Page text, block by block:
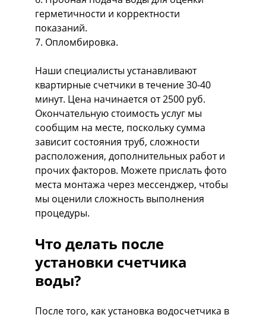
герметичности и корректности
показаний.
7. Опломбировка.
Наши специалисты устанавливают
квартирные счетчики в течение 30-40
минут. Цена начинается от 2500 руб.
Окончательную стоимость услуг мы
сообщим на месте, поскольку сумма
зависит состояния труб, сложности
расположения, дополнительных работ и
прочих факторов. Можете прислать фото
места монтажа через мессенджер, чтобы
мы оценили сложность выполнения
процедуры.
Что делать после
установки счетчика
воды?
После того, как установка водосчетчика в